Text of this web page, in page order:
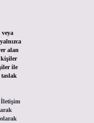
alan
kişiler
ile
İletişim